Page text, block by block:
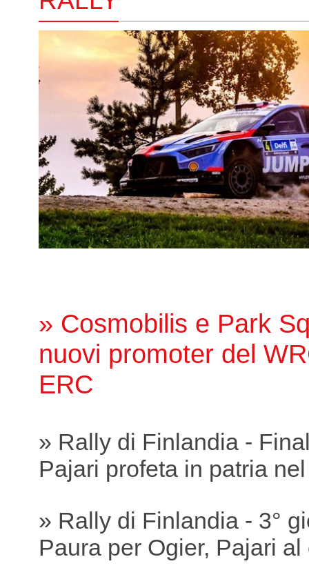
» Cosmobilis e Park
nuovi promoter del
ERC
» Rally di Finlandia -
Pajari profeta in patria
» Rally di Finlandia - 3°
Paura per Ogier, Pajari